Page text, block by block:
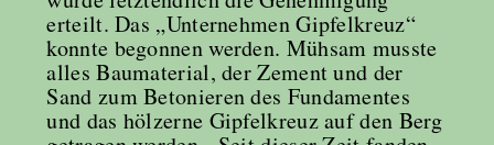
erteilt. Das „Unternehmen Gipfelkreuz“
konnte begonnen werden. Mühsam musste
alles Baumaterial, der Zement und der
Sand zum Betonieren des Fundamentes
und das hölzerne Gipfelkreuz auf den Berg